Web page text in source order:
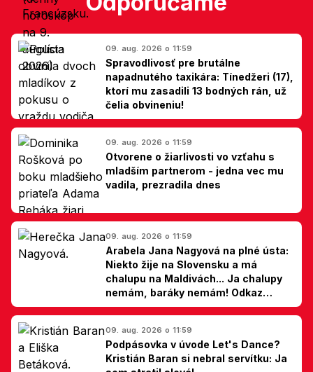
09. aug. 2026 o 11:59
Spravodlivosť pre brutálne
napadnutého taxikára: Tínedžeri (17),
ktorí mu zasadili 13 bodných rán, už
čelia obvineniu!
09. aug. 2026 o 11:59
Otvorene o žiarlivosti vo vzťahu s
mladším partnerom - jedna vec mu
vadila, prezradila dnes
09. aug. 2026 o 11:59
Arabela Jana Nagyová na plné ústa:
Niekto žije na Slovensku a má
chalupu na Maldivách... Ja chalupy
nemám, baráky nemám! Odkaz
Slovákom
09. aug. 2026 o 11:59
Podpásovka v úvode Let's Dance?
Kristián Baran si nebral servítku: Ja